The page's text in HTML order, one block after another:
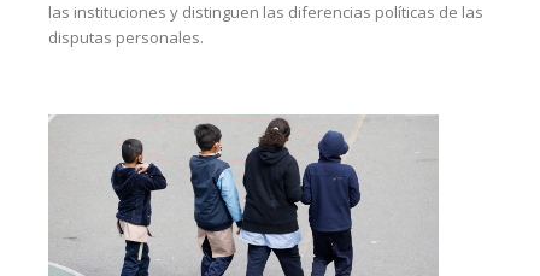
las instituciones y distinguen las diferencias políticas de las
disputas personales.